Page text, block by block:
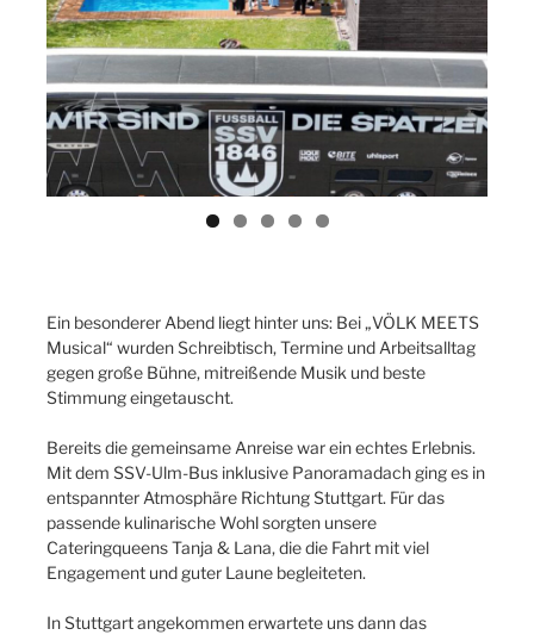
Previ
ous
Next
Ein besonderer Abend liegt hinter uns: Bei „VÖLK MEETS
Musical“ wurden Schreibtisch, Termine und Arbeitsalltag
gegen große Bühne, mitreißende Musik und beste
Stimmung eingetauscht.
Bereits die gemeinsame Anreise war ein echtes Erlebnis.
Mit dem SSV-Ulm-Bus inklusive Panoramadach ging es in
entspannter Atmosphäre Richtung Stuttgart. Für das
passende kulinarische Wohl sorgten unsere
Cateringqueens Tanja & Lana, die die Fahrt mit viel
Engagement und guter Laune begleiteten.
In Stuttgart angekommen erwartete uns dann das